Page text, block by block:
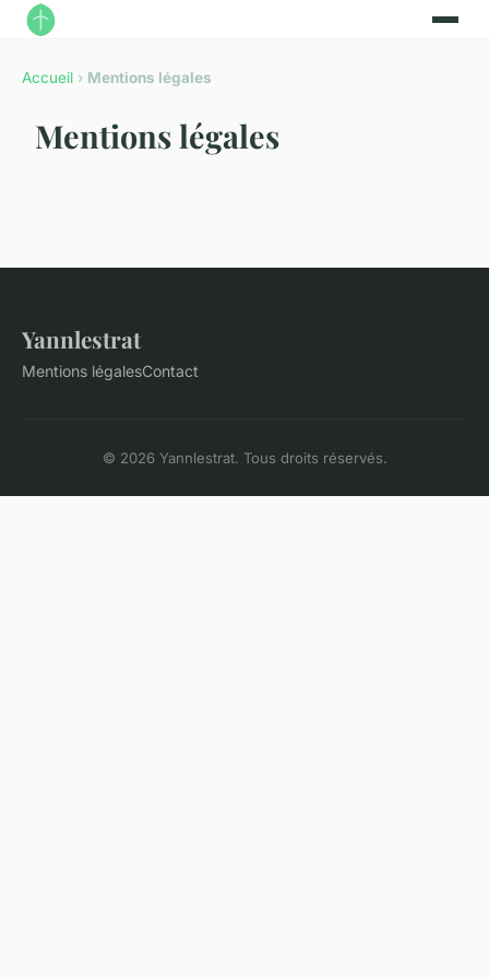
Accueil › Mentions légales
Mentions légales
Yannlestrat
Mentions légalesContact
© 2026 Yannlestrat. Tous droits réservés.